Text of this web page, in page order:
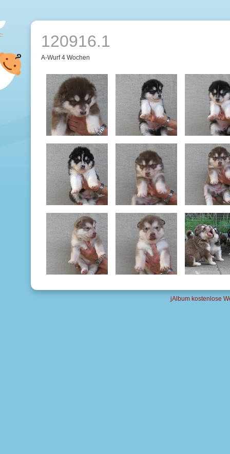
120916.1
A-Wurf 4 Wochen
jAlbum kostenlose